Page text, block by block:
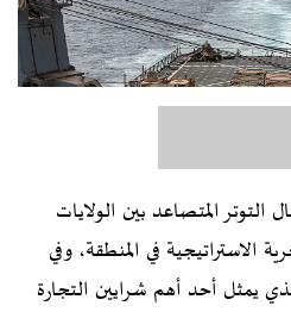
التوتر المتصاعد بين الولايات
الاستراتيجية في المنطقة، وفي
يمثل أحد أهم شرايين التجارة